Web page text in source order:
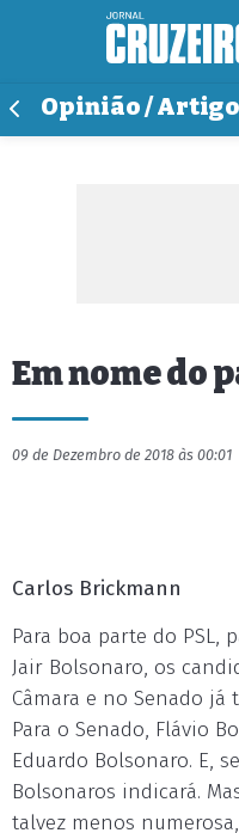
Opinião /
Em nome do
09 de Dezembro de 2018 às 00:01
Carlos Brickmann
Para boa parte do
Jair Bolsonaro, os
Câmara e no Senado
Para o Senado, Flávio
Eduardo Bolsonaro. E,
Bolsonaros indicará.
talvez menos